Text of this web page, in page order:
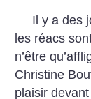
Il y a des
les réacs
n’être
Christine
plaisir